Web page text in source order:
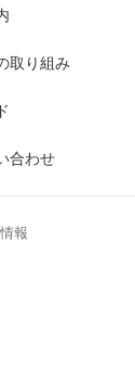
取り組み
合わせ
報